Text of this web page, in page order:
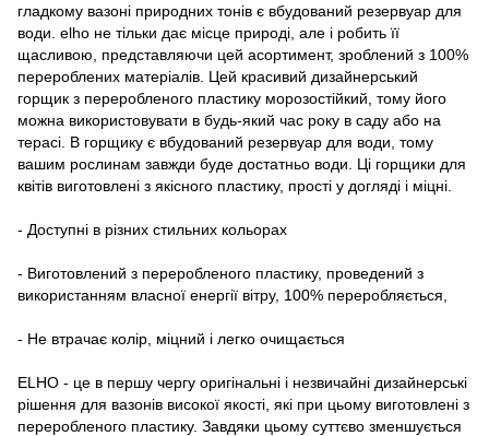
гладкому вазоні природних тонів є вбудований резервуар для
води. elho не тільки дає місце природі, але і робить її
щасливою, представляючи цей асортимент, зроблений з 100%
перероблених матеріалів. Цей красивий дизайнерський
горщик з переробленого пластику морозостійкий, тому його
можна використовувати в будь-який час року в саду або на
терасі. В горщику є вбудований резервуар для води, тому
вашим рослинам завжди буде достатньо води. Ці горщики для
квітів виготовлені з якісного пластику, прості у догляді і міцні.
- Доступні в різних стильних кольорах
- Виготовлений з переробленого пластику, проведений з
використанням власної енергії вітру, 100% переробляється,
- Не втрачає колір, міцний і легко очищається
ELHO - це в першу чергу оригінальні і незвичайні дизайнерські
рішення для вазонів високої якості, які при цьому виготовлені з
переробленого пластику. Завдяки цьому суттєво зменшується